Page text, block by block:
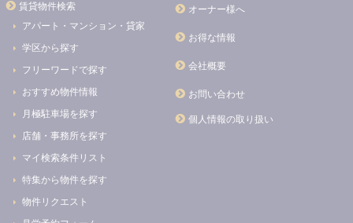
賃貸物件検索
アパート・マンション・貸家
学区から探す
フリーワードで探す
おすすめ物件情報
月極駐車場を探す
店舗・事務所を探す
マイ検索条件リスト
特集から物件を探す
物件リクエスト
オーナー様へ
お得な情報
会社概要
お問い合わせ
個人情報の取り扱い